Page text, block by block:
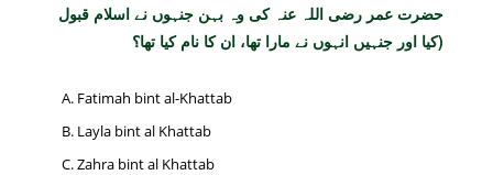
حضرت عمر رضی اللہ عنہ کی وہ بہن جنہوں نے اسلام قبول
کیا اور جنہیں انہوں نے مارا تھا، ان کا نام کیا تھا؟)
Fatimah bint al-Khattab
Layla bint al Khattab
Zahra bint al Khattab